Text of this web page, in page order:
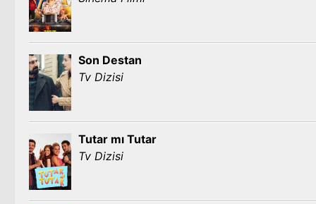
Son Destan
Tv Dizisi
Tutar mı Tutar
Tv Dizisi